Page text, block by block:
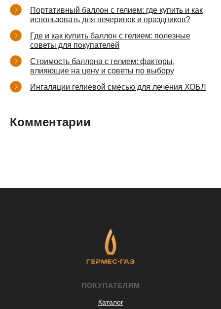
Портативный баллон с гелием: где купить и как
использовать для вечеринок и праздников?
Где и как купить баллон с гелием: полезные
советы для покупателей
Стоимость баллона с гелием: факторы,
влияющие на цену и советы по выбору
Ингаляции гелиевой смесью для лечения ХОБЛ
Комментарии
ПОКУПАТЕЛЯМ
Каталог